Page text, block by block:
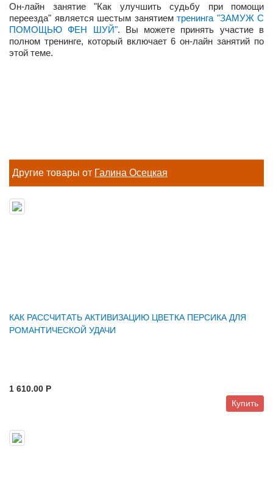
Он-лайн занятие "Как улучшить судьбу при помощи
переезда" является шестым занятием тренинга "ЗАМУЖ С
ПОМОЩЬЮ ФЕН ШУЙ". Вы можете принять участие в
полном тренинге, который включает 6 он-лайн занятий по
этой теме.
Другие товары от Галина Осецкая
КАК РАССЧИТАТЬ АКТИВИЗАЦИЮ ЦВЕТКА ПЕРСИКА ДЛЯ
РОМАНТИЧЕСКОЙ УДАЧИ
1 610.00 P
Купить